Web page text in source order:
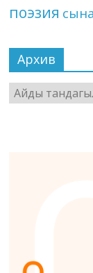
поэзия
Архив
Архив